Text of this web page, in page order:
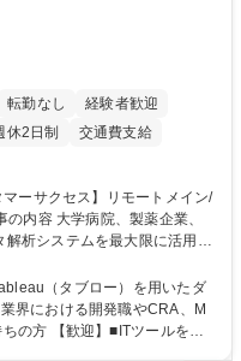
転勤なし
経験者歓迎
休2日制
交通費支給
析システムを最大限に活用
入後サポートや解析コンサル
ンサルティン
の目的に合わせ、プラットフ
ディング：ツールの操作説明
（タブロー）を用いたダ
界における開発職やCRA、M
の方 【歓迎】■ITツールを用